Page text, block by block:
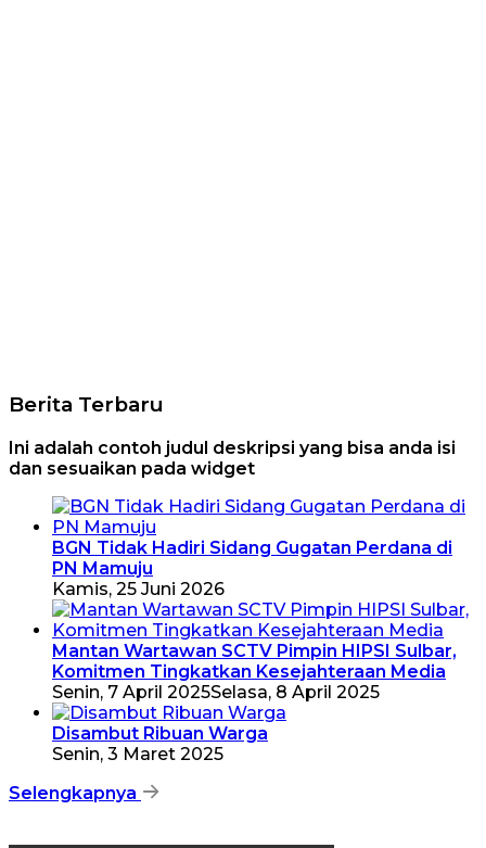
Berita Terbaru
Ini adalah contoh judul deskripsi yang bisa anda isi
dan sesuaikan pada widget
BGN Tidak Hadiri Sidang Gugatan Perdana di
PN Mamuju
Kamis, 25 Juni 2026
Mantan Wartawan SCTV Pimpin HIPSI Sulbar,
Komitmen Tingkatkan Kesejahteraan Media
Senin, 7 April 2025Selasa, 8 April 2025
Disambut Ribuan Warga
Senin, 3 Maret 2025
Selengkapnya